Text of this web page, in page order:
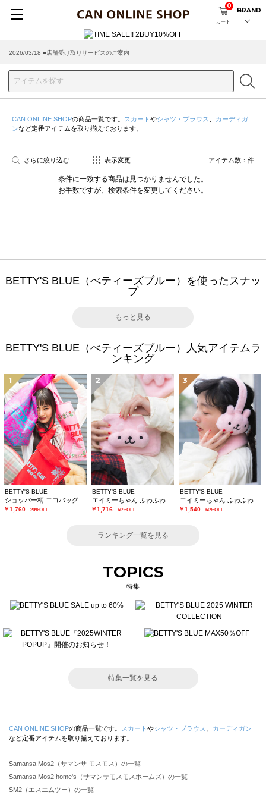
カート
0
BRAND
2026/03/18 ■店舗受け取りサービスのご案内
CAN ONLINE SHOPの商品一覧です。 スカート やシャツ・ブラウス
カーディガ
ンなど定番アイテムを取り揃えております。
さらに絞り込む 表示変更 アイテム数： 件
条件に一致する商品は見つかりませんでした。
お手数ですが、検索条件を変更してください。
BETTY'S BLUE（べティーズブルー）を使ったスナッ
プ
もっと見る
BETTY'S BLUE（べティーズブルー）人気アイテムラ
ンキング
1
BETTY'S BLUE
ショッパー柄 エコバッグ
￥1,760 -20%OFF-
2
BETTY'S BLUE
￥1,716 -60%OFF-
3
BETTY'S BLUE
エイミーちゃん ふわふわイヤーマフ
￥1,540 -60%OFF-
ランキング一覧を見る
TOPICS
特集
特集一覧を見る
CAN ONLINE SHOPの商品一覧です。 スカート やシャツ・ブラウス
カーディガン
など定番アイテムを取り揃えております。
Samansa Mos2（サマンサ モスモス）の一覧
Samansa Mos2 home's（サマンサモスモスホームズ）の一覧
SM2（エスエムツー）の一覧